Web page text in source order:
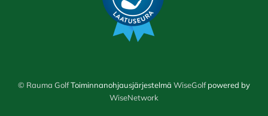
© Rauma GolfToiminnanohjausjärjestelmä WiseGolfpowered by
WiseNetwork